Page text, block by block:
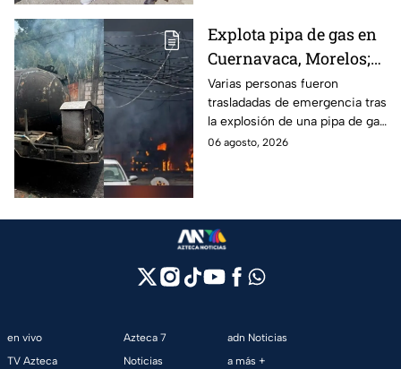
Explota pipa de gas en
Cuernavaca, Morelos;
se reportan más de 20
personas con
quemaduras
Varias personas fueron
trasladadas de emergencia tras
la explosión de una pipa de gas
cerca de la colonia Las
06 agosto, 2026
en vivo
TV Azteca
Azteca 7
Noticias
adn Noticias
a más +